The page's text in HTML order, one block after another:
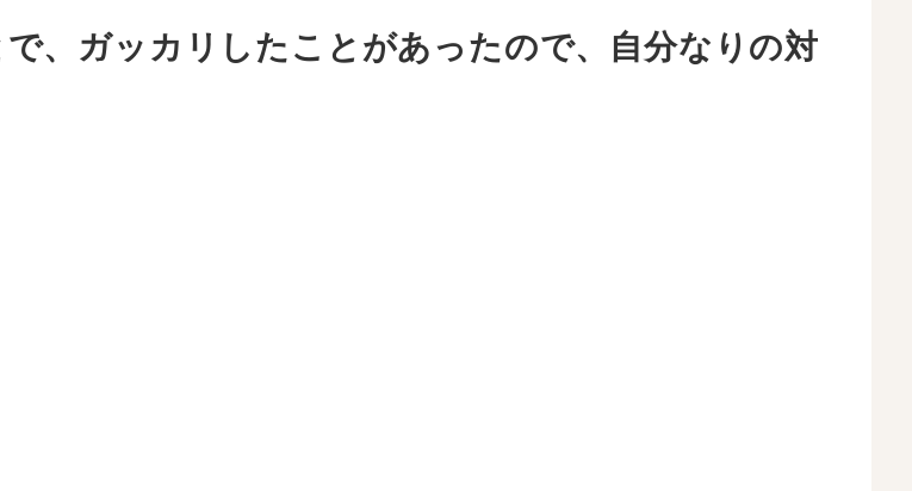
、ガッカリしたことがあったので、自分なりの対